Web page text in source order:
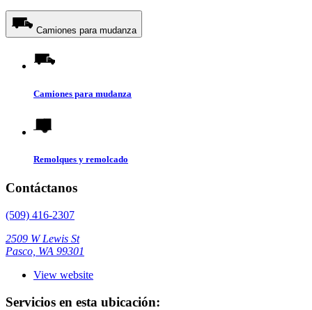
Camiones para mudanza
Camiones para mudanza
Remolques y remolcado
Contáctanos
(509) 416-2307
2509 W Lewis St
Pasco, WA 99301
View website
Servicios en esta ubicación: